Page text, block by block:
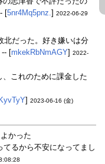
[5nr4Mq5pnz.] 2022-06-29
北だった。好き嫌いは分
-- [mkekRbNmAGY] 2022-
これのために課金した
] 2023-06-16 (金)
かった
るから不安になってまし